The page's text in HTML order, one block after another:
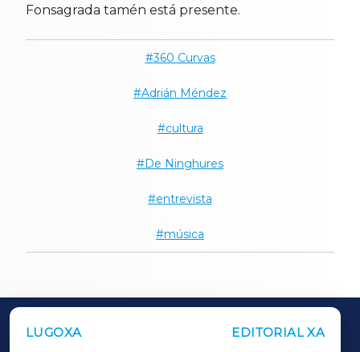
Fonsagrada tamén está presente.
360 Curvas
Adrián Méndez
cultura
De Ninghures
entrevista
música
LUGOXA EDITORIAL XA
OUTROS PERIÓDICOS